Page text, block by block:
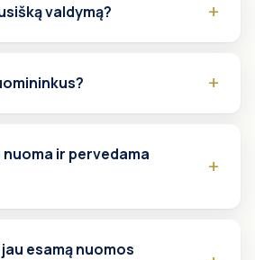
valdymą?
ir pervedama
esamą nuomos